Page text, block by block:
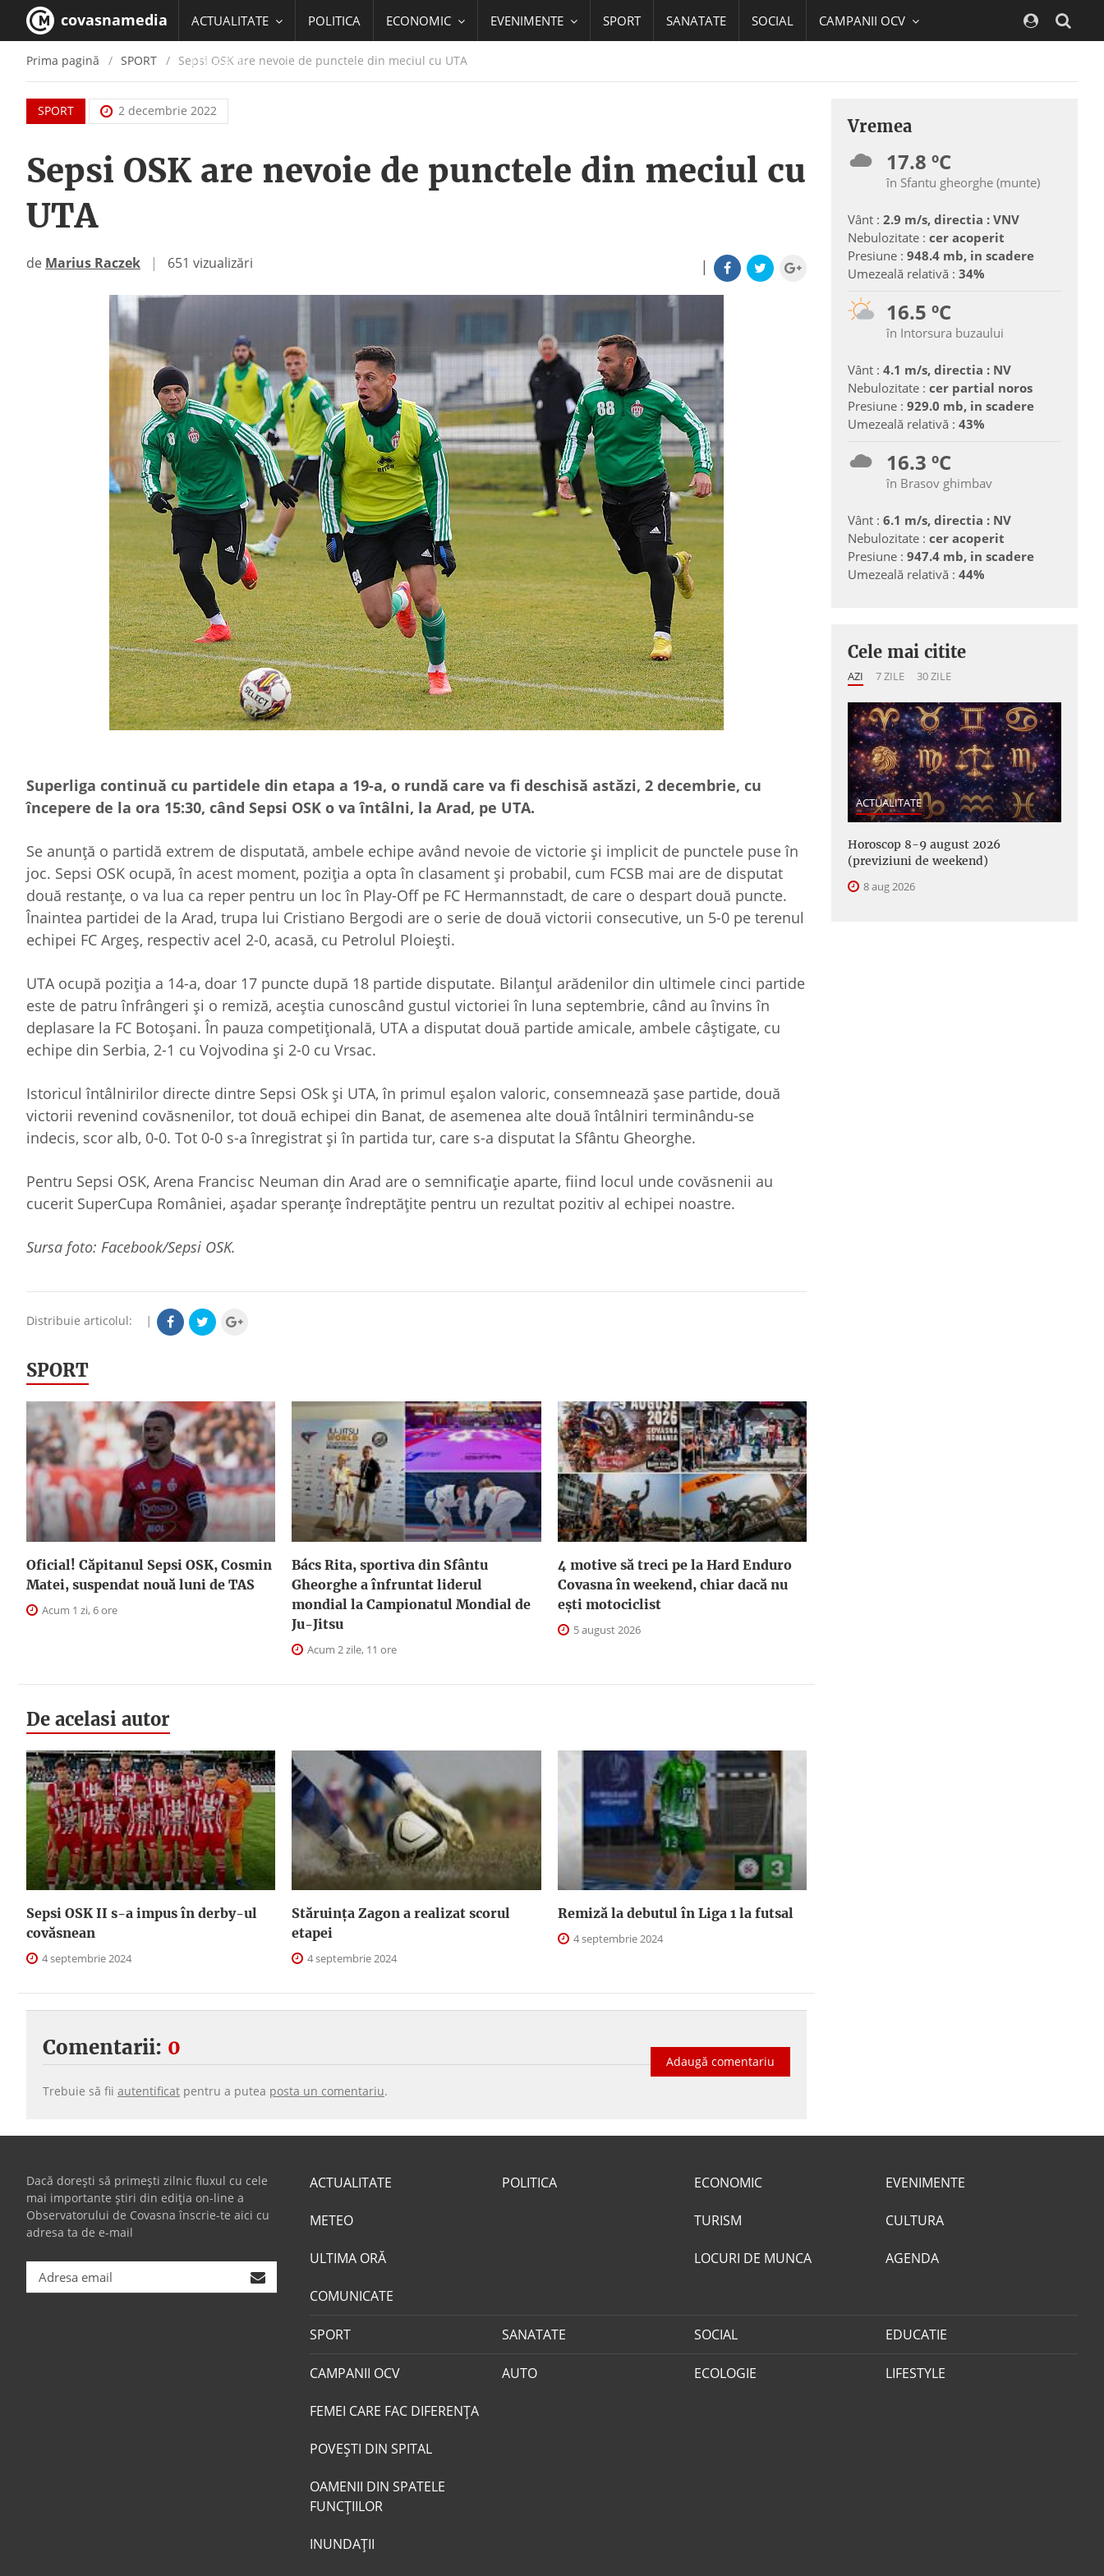
covasnamedia ACTUALITATE POLITICA ECONOMIC EVENIMENTE SPORT SANATATE SOCIAL CAMPANII OCV
EDUCATIE
Prima pagină SPORT Sepsi OSK are nevoie de punctele din meciul cu UTA
SPORT 2 decembrie 2022
Sepsi OSK are nevoie de punctele din meciul cu
UTA
|
de Marius Raczek | 651 vizualizări
Superliga continuă cu partidele din etapa a 19-a, o rundă care va fi deschisă astăzi, 2 decembrie, cu
începere de la ora 15:30, când Sepsi OSK o va întâlni, la Arad, pe UTA.
Se anunță o partidă extrem de disputată, ambele echipe având nevoie de victorie și implicit de punctele puse în
joc. Sepsi OSK ocupă, în acest moment, poziția a opta în clasament și probabil, cum FCSB mai are de disputat
două restanțe, o va lua ca reper pentru un loc în Play-Off pe FC Hermannstadt, de care o despart două puncte.
Înaintea partidei de la Arad, trupa lui Cristiano Bergodi are o serie de două victorii consecutive, un 5-0 pe terenul
echipei FC Argeș, respectiv acel 2-0, acasă, cu Petrolul Ploiești.
UTA ocupă poziția a 14-a, doar 17 puncte după 18 partide disputate. Bilanțul arădenilor din ultimele cinci partide
este de patru înfrângeri și o remiză, aceștia cunoscând gustul victoriei în luna septembrie, când au învins în
deplasare la FC Botoșani. În pauza competițională, UTA a disputat două partide amicale, ambele câștigate, cu
echipe din Serbia, 2-1 cu Vojvodina și 2-0 cu Vrsac.
Istoricul întâlnirilor directe dintre Sepsi OSk și UTA, în primul eșalon valoric, consemnează șase partide, două
victorii revenind covăsnenilor, tot două echipei din Banat, de asemenea alte două întâlniri terminându-se
indecis, scor alb, 0-0. Tot 0-0 s-a înregistrat și în partida tur, care s-a disputat la Sfântu Gheorghe.
Pentru Sepsi OSK, Arena Francisc Neuman din Arad are o semnificație aparte, fiind locul unde covăsnenii au
cucerit SuperCupa României, așadar speranțe îndreptățite pentru un rezultat pozitiv al echipei noastre.
Sursa foto: Facebook/Sepsi OSK.
Distribuie articolul: |
SPORT
Oficial! Căpitanul Sepsi OSK, Cosmin
Matei, suspendat nouă luni de TAS
Acum 1 zi, 6 ore
Bács Rita, sportiva din Sfântu
Gheorghe a înfruntat liderul
mondial la Campionatul Mondial de
Ju-Jitsu
Acum 2 zile, 11 ore
4 motive să treci pe la Hard Enduro
Covasna în weekend, chiar dacă nu
ești motociclist
5 august 2026
De acelasi autor
Sepsi OSK II s-a impus în derby-ul
covăsnean
4 septembrie 2024
Stăruința Zagon a realizat scorul
etapei
4 septembrie 2024
Remiză la debutul în Liga 1 la futsal
4 septembrie 2024
Comentarii: 0
Adaugă comentariu
Trebuie să fii autentificat pentru a putea posta un comentariu.
Vremea
17.8 ºC
în Sfantu gheorghe (munte)
Vânt : 2.9 m/s, directia : VNV
Nebulozitate : cer acoperit
Presiune : 948.4 mb, in scadere
Umezeală relativă : 34%
16.5 ºC
în Intorsura buzaului
Vânt : 4.1 m/s, directia : NV
Nebulozitate : cer partial noros
Presiune : 929.0 mb, in scadere
Umezeală relativă : 43%
16.3 ºC
în Brasov ghimbav
Vânt : 6.1 m/s, directia : NV
Nebulozitate : cer acoperit
Presiune : 947.4 mb, in scadere
Umezeală relativă : 44%
Cele mai citite
AZI 7 ZILE 30 ZILE
ACTUALITATE
Horoscop 8-9 august 2026
(previziuni de weekend)
8 aug 2026
Dacă dorești să primești zilnic fluxul cu cele
mai importante știri din ediția on-line a
Observatorului de Covasna înscrie-te aici cu
adresa ta de e-mail
ACTUALITATE
METEO
ULTIMA ORĂ
COMUNICATE
POLITICA ECONOMIC
TURISM
LOCURI DE MUNCA
EVENIMENTE
CULTURA
AGENDA
SPORT SANATATE SOCIAL EDUCATIE
CAMPANII OCV
FEMEI CARE FAC DIFERENȚA
POVEŞTI DIN SPITAL
OAMENII DIN SPATELE
FUNCŢIILOR
INUNDAŢII
AUTO ECOLOGIE LIFESTYLE